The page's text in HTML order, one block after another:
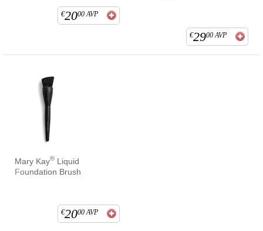
€2000 AVP
€2900 AVP
Mary Kay® Liquid
Foundation Brush
€2000 AVP